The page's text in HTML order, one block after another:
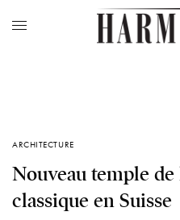
ARCHITECTURE
Nouveau temple
classique en Suisse